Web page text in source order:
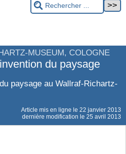
MUSEUM, COLOGNE
du paysage
paysage au Wallraf-Richartz-
Article mis en ligne le 22 janvier 2013
dernière modification le 25 avril 2013